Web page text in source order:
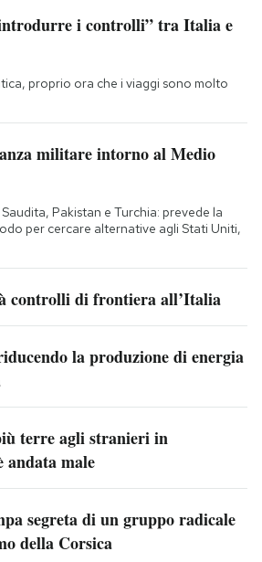
i controlli” tra Italia e
proprio ora che i viaggi sono molto
militare intorno al Medio
Pakistan e Turchia: prevede la
per cercare alternative agli Stati Uniti,
controlli di frontiera all’Italia
la produzione di energia
terre agli stranieri in
andata male
segreta di un gruppo radicale
della Corsica